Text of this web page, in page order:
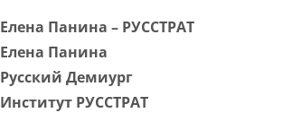
Елена Панина – РУССТРАТ
Елена Панина
Русский Демиург
Институт РУССТРАТ